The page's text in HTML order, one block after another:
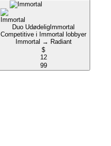
Duo Udødelig Immortal
Competitive i Immortal lobbyer
Immortal → Radiant
$
12
99